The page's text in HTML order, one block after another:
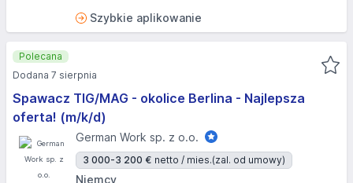
Szybkie aplikowanie
Spawacz TIG/MAG - okolice Berlina - Najlepsza
oferta! (m/k/d)
German Work sp. z o.o.
3 000-3 200 € netto / mies.(zal. od umowy)
Niemcy
Polecana
Dodana 7 sierpnia